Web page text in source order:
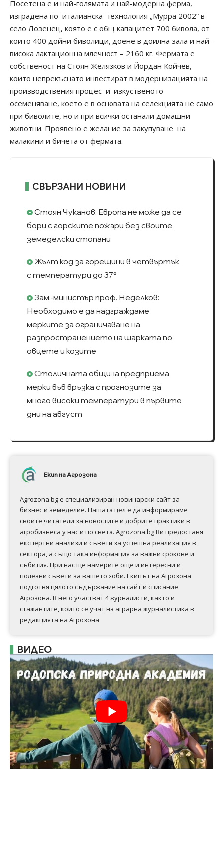
Посетена е и най-голямата и най-модерна ферма,
изградена по италианска технология „Мурра 2002“ в
село Лозенец, която е с общ капацитет 700 бивола, от
които 400 дойни биволици, доене в доилна зала и най-
висока лактационна млечност – 2160 кг. Фермата е
собственост на Стоян Желязков и Йордан Койчев,
които непрекъснато инвестират в модернизацията на
производствения процес и изкуственото
осеменяване, което е в основата на селекцията не само
при биволите, но и при всички останали домашни
животни. Проявено е желание за закупуване на
малакини и бичета от фермата.
СВЪРЗАНИ НОВИНИ
Стоян Чуканов: Европа не може да се
бори с горските пожари без своите
земеделски стопани
Жълт код за горещини в четвъртък
с температури до 37°
Зам.-министър проф. Неделков:
Необходимо е да надграждаме
мерките за ограничаване на
разпространението на шарката по
овцете и козите
Столичната община предприема
мерки във връзка с прогнозите за
много високи температури в първите
дни на август
Екип на Агрозона
Agrozona.bg e специализиран новинарски сайт за
бизнес и земеделие. Нашата цел е да информираме
своите читатели за новостите и добрите практики в
агробизнеса у нас и по света. Agrozona.bg Ви предоставя
експертни анализи и съвети за успешна реализация в
сектора, а също така информация за важни срокове и
събития. При нас ще намерите още и интересни и
полезни съвети за вашето хоби. Екипът на Агрозона
подготвя цялото съдържание на сайт и списание
Агрозона. В него участват 4 журналисти, както и
стажантите, които се учат на аграрна журналистика в
редакцията на Агрозона
ВИДЕО